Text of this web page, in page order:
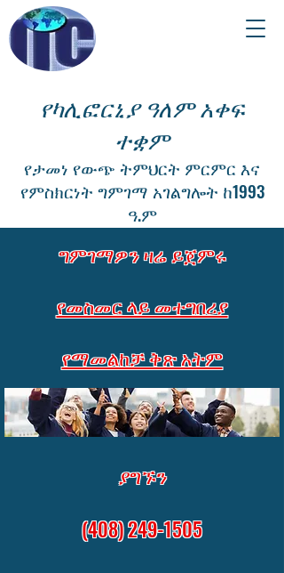
የካሊፎርኒያ ዓለም አቀፍ
ተቋም
የታመነ የውጭ ትምህርት ምርምር እና
የምስክርነት ግምገማ አገልግሎት ከ1993
ዓ.ም
ግምገማዎን ዛሬ ይጀምሩ
የመስመር ላይ መተግበሪያ
የማመልከቻ ቅጽ አትም
ያግኙን
(408) 249-1505